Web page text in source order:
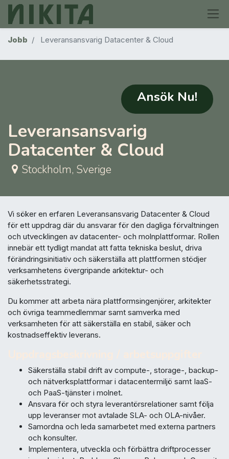
Jobb Leveransansvarig Datacenter & Cloud
Ansök Nu!
Leveransansvarig
Datacenter & Cloud
Stockholm, Sverige
Vi söker en erfaren Leveransansvarig Datacenter & Cloud
för ett uppdrag där du ansvarar för den dagliga förvaltningen
och utvecklingen av datacenter- och molnplattformar. Rollen
innebär ett tydligt mandat att fatta tekniska beslut, driva
förändringsinitiativ och säkerställa att plattformen stödjer
verksamhetens övergripande arkitektur- och
säkerhetsstrategi.
Du kommer att arbeta nära plattformsingenjörer, arkitekter
och övriga teammedlemmar samt samverka med
verksamheten för att säkerställa en stabil, säker och
kostnadseffektiv leverans.
Säkerställa stabil drift av compute-, storage-, backup-
och nätverksplattformar i datacentermiljö samt IaaS-
och PaaS-tjänster i molnet.
Ansvara för och styra leverantörsrelationer samt följa
upp leveranser mot avtalade SLA- och OLA-nivåer.
Samordna och leda samarbetet med externa partners
och konsulter.
Implementera, utveckla och förbättra driftprocesser